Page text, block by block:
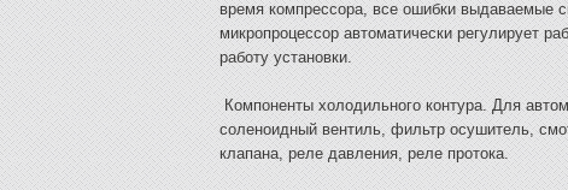
время компрессора, все ошибки выдаваемые
микропроцессор автоматически регулирует
работу установки.
Компоненты холодильного контура. Для
соленоидный вентиль, фильтр осушитель,
клапана, реле давления, реле протока.